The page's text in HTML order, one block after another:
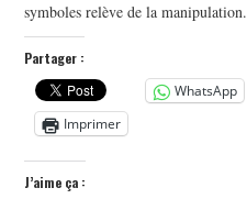
symboles relève de la manipulation.
Partager :
WhatsApp
Imprimer
J’aime ça :